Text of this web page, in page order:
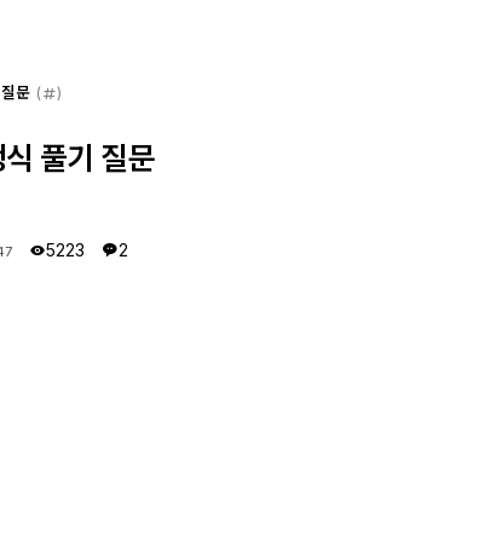
질문 ( )
풀기 질문
5223 2